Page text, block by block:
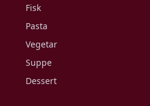
Fisk
Pasta
Vegetar
Suppe
Dessert